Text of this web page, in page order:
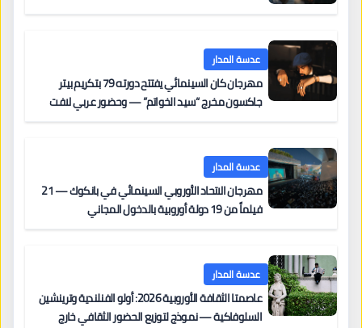
عدسة المدار
مهرجان كان السينمائي يفتتح دورته 79 بتكريم بيتر
جاكسون مخرج “سيد الخواتم” — وحضور عربي لافت
عدسة المدار
مهرجان الاتحاد الأوروبي السينمائي في بانكوك — 21
فيلماً من 19 دولة أوروبية بالدخول المجاني
عدسة المدار
عاصمتا الثقافة الأوروبية 2026: أولو الفنلندية وترينشين
السلوفاكية — نموذج لتوزيع الحضور الثقافي خارج